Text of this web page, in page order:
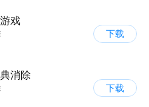
戏
下载
消除
下载